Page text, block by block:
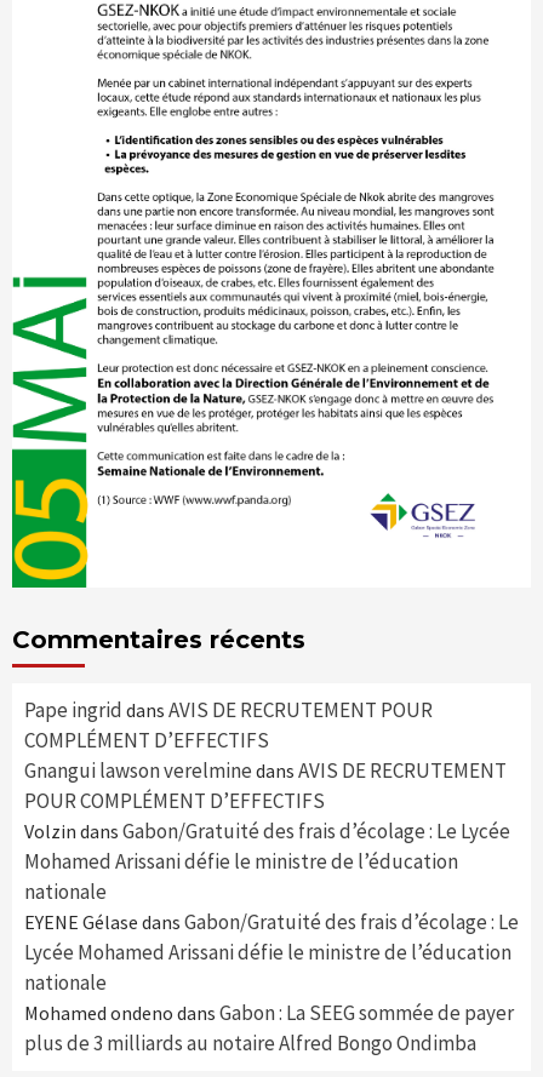
Commentaires récents
Pape ingrid dans AVIS DE RECRUTEMENT POUR
COMPLÉMENT D’EFFECTIFS
Gnangui lawson verelmine dans AVIS DE RECRUTEMENT
POUR COMPLÉMENT D’EFFECTIFS
Volzin dans Gabon/Gratuité des frais d’écolage : Le Lycée
Mohamed Arissani défie le ministre de l’éducation
nationale
EYENE Gélase dans Gabon/Gratuité des frais d’écolage : Le
Lycée Mohamed Arissani défie le ministre de l’éducation
nationale
Mohamed ondeno dans Gabon : La SEEG sommée de payer
plus de 3 milliards au notaire Alfred Bongo Ondimba